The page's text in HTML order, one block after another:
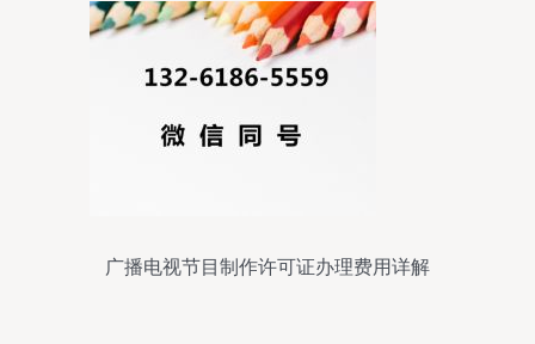
广播电视节目制作许可证办理费用详解